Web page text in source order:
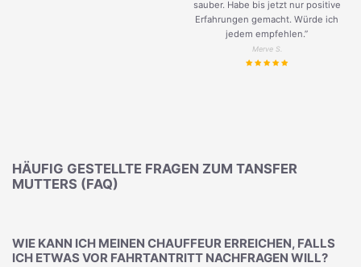
sauber. Habe bis jetzt nur positive
Erfahrungen gemacht. Würde ich
jedem empfehlen.”
Merve S.
HÄUFIG GESTELLTE FRAGEN ZUM TANSFER
MUTTERS (FAQ)
WIE KANN ICH MEINEN CHAUFFEUR ERREICHEN, FALLS
ICH ETWAS VOR FAHRTANTRITT NACHFRAGEN WILL?